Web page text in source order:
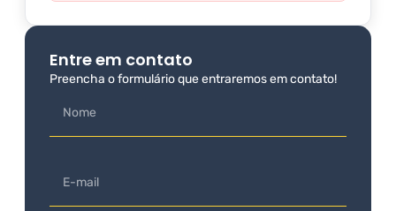
Entre em contato
Preencha o formulário que entraremos em contato!